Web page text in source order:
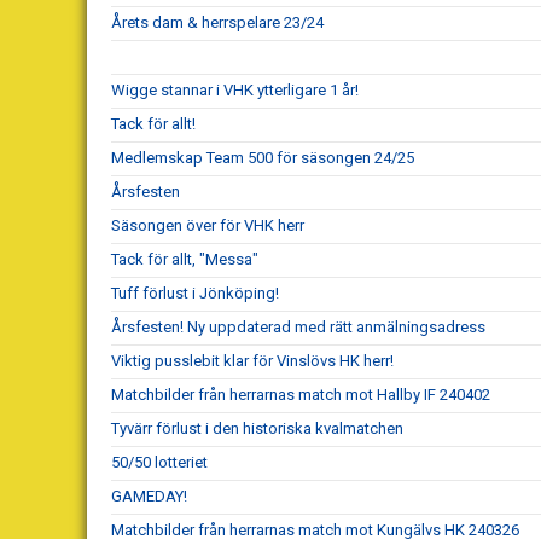
Årets dam & herrspelare 23/24
Wigge stannar i VHK ytterligare 1 år!
Tack för allt!
Medlemskap Team 500 för säsongen 24/25
Årsfesten
Säsongen över för VHK herr
Tack för allt, "Messa"
Tuff förlust i Jönköping!
Årsfesten! Ny uppdaterad med rätt anmälningsadress
Viktig pusslebit klar för Vinslövs HK herr!
Matchbilder från herrarnas match mot Hallby IF 240402
Tyvärr förlust i den historiska kvalmatchen
50/50 lotteriet
GAMEDAY!
Matchbilder från herrarnas match mot Kungälvs HK 240326